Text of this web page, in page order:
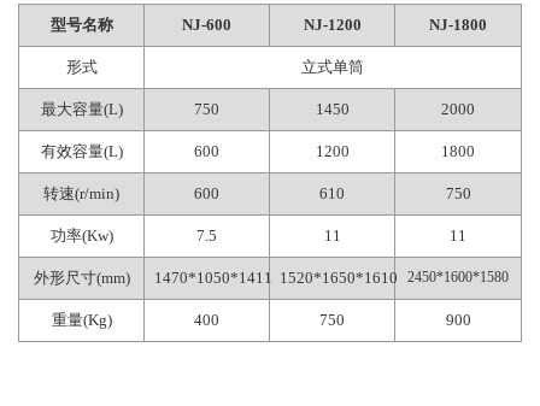
型号名称 NJ-600 NJ-1200 NJ-1800
形式 立式单筒
最大容量(L) 750 1450 2000
有效容量(L) 600 1200 1800
转速(r/min) 600 610 750
功率(Kw) 7.5 11 11
外形尺寸(mm) 1470*1050*1411 1520*1650*1610 2450*1600*1580
重量(Kg) 400 750 900